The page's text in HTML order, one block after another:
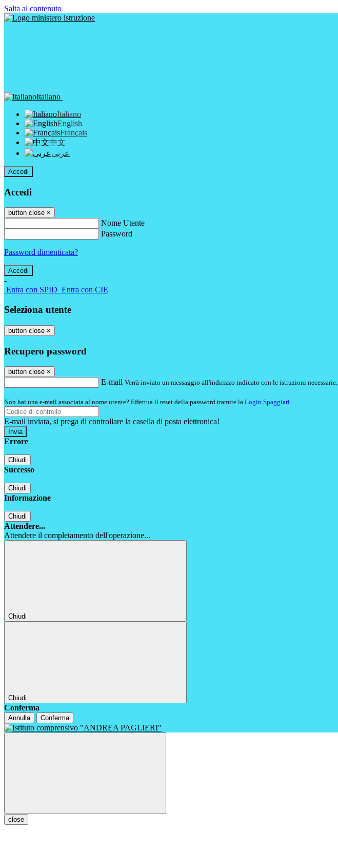
Salta al contenuto
Italiano
Italiano
English
Français
中文
عربى
Accedi
Accedi
button close ×
Nome Utente
Password
Password dimenticata?
-
Entra con SPID Entra con CIE
Seleziona utente
button close ×
Recupero password
button close ×
E-mail Verrà inviato un messaggio all'indirizzo indicato con le istruzioni necessarie.
Non hai una e-mail associata al nome utente? Effettua il reset della password tramite la Login Spaggiari
E-mail inviata, si prega di controllare la casella di posta elettronica!
Errore
Chiudi
Successo
Chiudi
Informazione
Chiudi
Attendere...
Attendere il completamento dell'operazione...
Chiudi
Chiudi
Conferma
Annulla Conferma
close